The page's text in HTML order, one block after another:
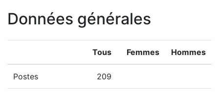
Données générales
Tous Femmes Hommes
Postes 209